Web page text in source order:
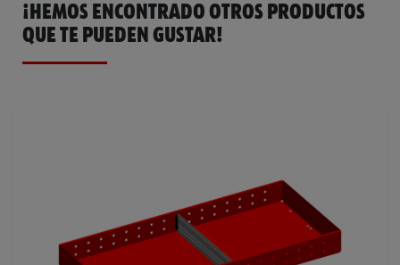
¡HEMOS ENCONTRADO OTROS PRODUCTOS
QUE TE PUEDEN GUSTAR!